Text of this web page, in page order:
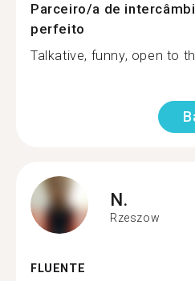
Parceiro/a de
perfeito
Talkative, funny, open to
N.
Rzeszow
FLUENTE